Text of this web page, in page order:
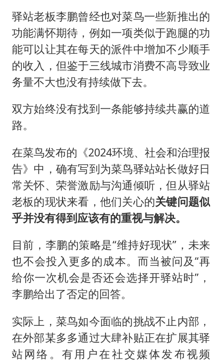
驿站老板李鹏曾经也对菜鸟一些新推出的
功能满怀期待，例如一项类似于跑腿的功
能可以让其在每天的派件中增加不少顺手
的收入，但鉴于三线城市消费不高导致业
务量不大也没有持续做下去。
双方始终没有找到一条能够持续共赢的道
路。
在菜鸟发布的《2024环境、社会和治理报
告》中，确有写到为菜鸟驿站站长做好日
常关怀、荣誉激励与沟通倾听，但从驿站
老板的现状来看，他们关心的关键问题似
乎并没有得到应该有的重视与解决。
目前，李鹏的策略是“维持好现状”，未来
也不会投入更多的成本。而当被问及“再
给你一次机会是否还会选择开驿站时”，
李鹏给出了否定的回答。
实际上，菜鸟如今面临的挑战不止内部，
在外部某多多通过大肆补贴正在扩展其驿
站网络。有用户在社交媒体发布视频